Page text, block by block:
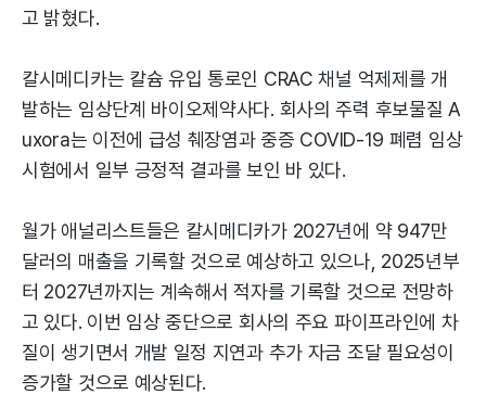
고 밝혔다.
칼시메디카는 칼슘 유입 통로인 CRAC 채널 억제제를 개
발하는 임상단계 바이오제약사다. 회사의 주력 후보물질 A
uxora는 이전에 급성 췌장염과 중증 COVID-19 폐렴 임상
시험에서 일부 긍정적 결과를 보인 바 있다.
월가 애널리스트들은 칼시메디카가 2027년에 약 947만
달러의 매출을 기록할 것으로 예상하고 있으나, 2025년부
터 2027년까지는 계속해서 적자를 기록할 것으로 전망하
고 있다. 이번 임상 중단으로 회사의 주요 파이프라인에 차
질이 생기면서 개발 일정 지연과 추가 자금 조달 필요성이
증가할 것으로 예상된다.